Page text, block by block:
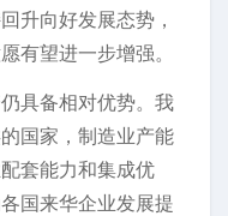
升向好发展态势，
有望进一步增强。
具备相对优势。我
国家，制造业产能
套能力和集成优
国来华企业发展提